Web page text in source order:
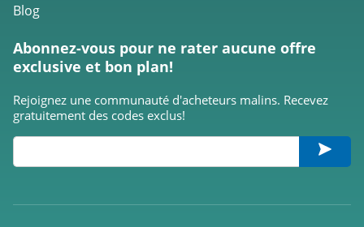
4.2
4.3
Musc Intime
4.9
Fenty Beauty
Blog
Abonnez-vous pour ne rater aucune offre
exclusive et bon plan!
Rejoignez une communauté d'acheteurs malins. Recevez
gratuitement des codes exclus!